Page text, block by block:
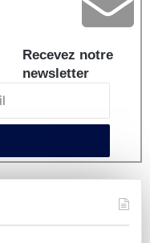
Recevez notre
newsletter